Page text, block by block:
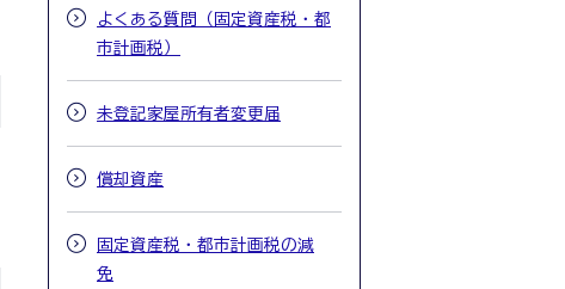
よくある質問（固定資産税・都
市計画税）
未登記家屋所有者変更届
償却資産
固定資産税・都市計画税の減
免